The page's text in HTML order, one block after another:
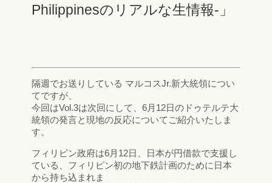
Philippinesのリアルな生情報-」
隔週でお送りしている マルコスJr.新大統領につい
てですが、
今回はVol.3は次回にして、6月12日のドゥテルテ大
統領の発言と現地の反応についてご紹介いたしま
す。
フィリピン政府は6月12日、日本が円借款で支援し
ている、フィリピン初の地下鉄計画のために日本
から持ち込まれま